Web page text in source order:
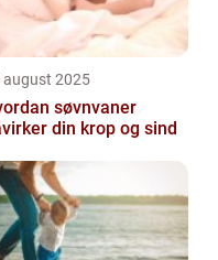
august 2025
søvnvaner
din krop og sind